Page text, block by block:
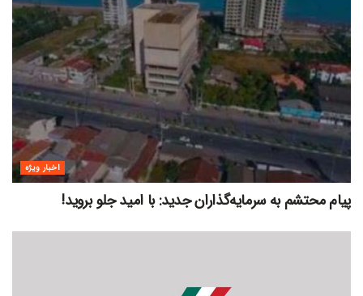
اخبار ویژه
پیام محتشم به سرمایه‌گذاران جدید: با امید جلو بروید!